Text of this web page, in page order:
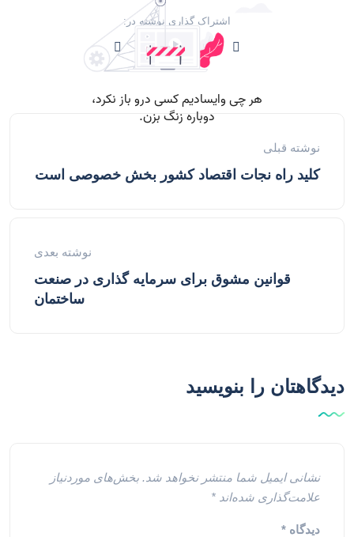
اشتراک گذاری نوشته در:
نوشته قبلی
کلید راه نجات اقتصاد کشور بخش خصوصی است
نوشته بعدی
قوانین مشوق برای سرمایه گذاری در صنعت
ساختمان
دیدگاهتان را بنویسید
نشانی ایمیل شما منتشر نخواهد شد. بخش‌های موردنیاز
علامت‌گذاری شده‌اند *
دیدگاه *